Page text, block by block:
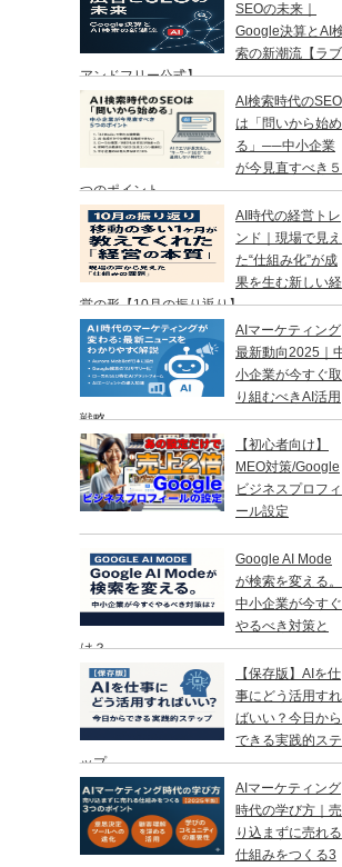
SEOの未来｜
Google決算とAI
索の新潮流【ラブ
アンドフリー公式】
AI検索時代のSEO
は「問いから始め
る」──中小企業
が今見直すべき５
つのポイント
AI時代の経営トレ
ンド｜現場で見え
た“仕組み化”が成
果を生む新しい経
営の形【10月の振り返り】
AIマーケティング
最新動向2025｜
小企業が今すぐ取
り組むべきAI活用
戦略
【初心者向け】
MEO対策/Google
ビジネスプロフィ
ール設定
Google AI Mode
が検索を変える。
中小企業が今すぐ
やるべき対策と
は？
【保存版】AIを仕
事にどう活用すれ
ばいい？今日から
できる実践的ステ
ップ
AIマーケティング
時代の学び方｜売
り込まずに売れる
仕組みをつくる3